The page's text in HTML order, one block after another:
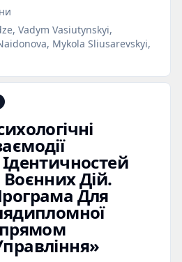
Vadym Vasiutynskyi,
Mykola Sliusarevskyi,
Дій.
Для